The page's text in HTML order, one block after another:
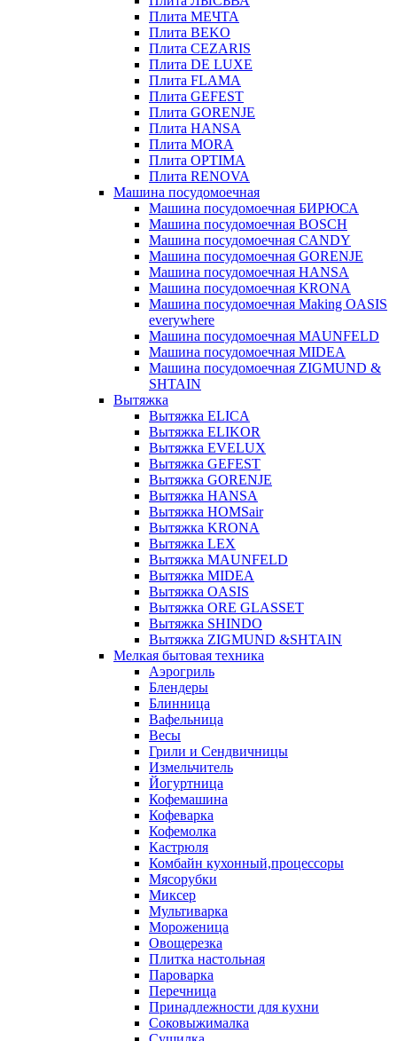
Плита МЕЧТА
Плита BEKO
Плита CEZARIS
Плита DE LUXE
Плита FLAMA
Плита GEFEST
Плита GORENJE
Плита HANSA
Плита MORA
Плита OPTIMA
Плита RENOVA
Машина посудомоечная
Машина посудомоечная БИРЮСА
Машина посудомоечная BOSCH
Машина посудомоечная CANDY
Машина посудомоечная GORENJE
Машина посудомоечная HANSA
Машина посудомоечная KRONA
Машина посудомоечная Making OASIS
everywhere
Машина посудомоечная MAUNFELD
Машина посудомоечная MIDEA
Машина посудомоечная ZIGMUND &
SHTAIN
Вытяжка
Вытяжка ELICA
Вытяжка ELIKOR
Вытяжка EVELUX
Вытяжка GEFEST
Вытяжка GORENJE
Вытяжка HANSA
Вытяжка HOMSair
Вытяжка KRONA
Вытяжка LEX
Вытяжка MAUNFELD
Вытяжка MIDEA
Вытяжка OASIS
Вытяжка ORE GLASSET
Вытяжка SHINDO
Вытяжка ZIGMUND &SHTAIN
Мелкая бытовая техника
Аэрогриль
Блендеры
Блинница
Вафельница
Весы
Грили и Сендвичницы
Измельчитель
Йогуртница
Кофемашина
Кофеварка
Кофемолка
Кастрюля
Комбайн кухонный,процессоры
Мясорубки
Миксер
Мультиварка
Мороженица
Овощерезка
Плитка настольная
Пароварка
Перечница
Принадлежности для кухни
Соковыжималка